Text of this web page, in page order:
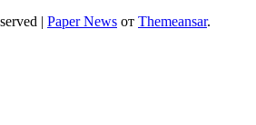
Paper News от Themeansar.